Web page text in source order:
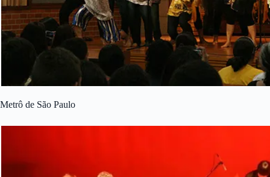
Metrô de São Paulo